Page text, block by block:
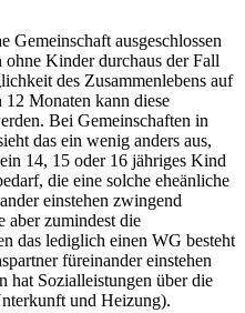
Gemeinschaft ausgeschlossen
ohne Kinder durchaus der Fall
des Zusammenlebens auf
Monaten kann diese
Bei Gemeinschaften in
das ein wenig anders aus,
14, 15 oder 16 jähriges Kind
die eine solche eheänliche
einstehen zwingend
aber zumindest die
das lediglich einen WG besteht
füreinander einstehen
Sozialleistungen über die
und Heizung).